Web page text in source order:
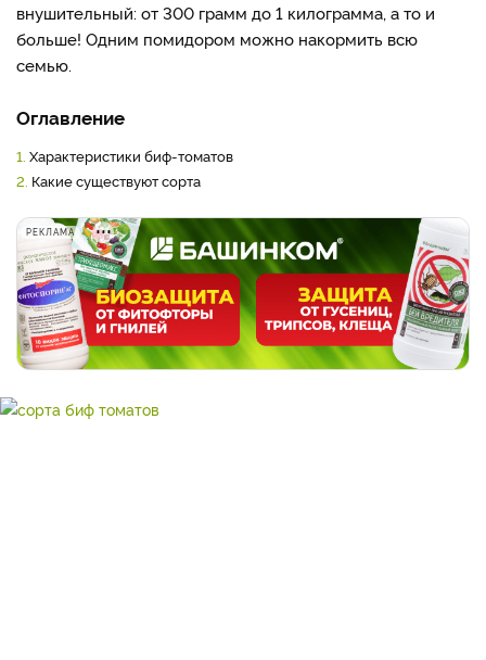
внушительный: от 300 грамм до 1 килограмма, а то и
больше! Одним помидором можно накормить всю
семью.
Оглавление
1. Характеристики биф-томатов
2. Какие существуют сорта
РЕКЛАМА